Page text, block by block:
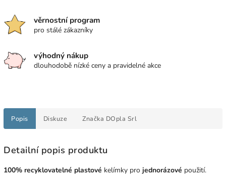
věrnostní program
pro stálé zákazníky
výhodný nákup
dlouhodobě nízké ceny a pravidelné akce
Popis Diskuze Značka DOpla Srl
Detailní popis produktu
100% recyklovatelné plastové kelímky pro jednorázové použití.